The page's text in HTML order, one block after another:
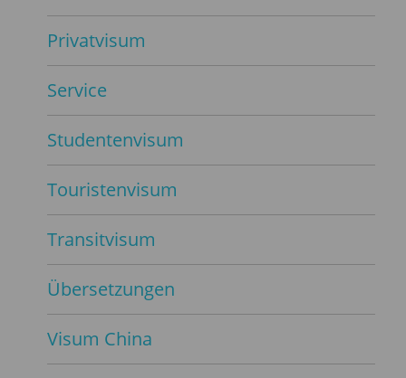
Privatvisum
Service
Studentenvisum
Touristenvisum
Transitvisum
Übersetzungen
Visum China